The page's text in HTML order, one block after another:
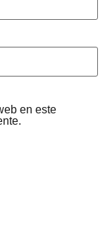
en este